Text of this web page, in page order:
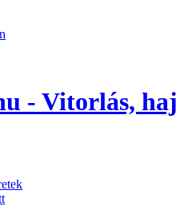
- Vitorlás,